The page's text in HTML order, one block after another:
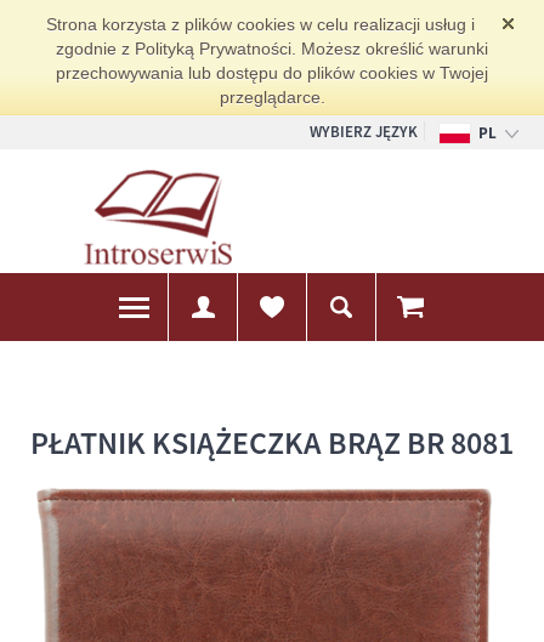
Strona korzysta z plików cookies w celu realizacji usług i
zgodnie z Polityką Prywatności. Możesz określić warunki
przechowywania lub dostępu do plików cookies w Twojej
przeglądarce.
WYBIERZ JĘZYK
PL
PŁATNIK KSIĄŻECZKA BRĄZ BR 8081